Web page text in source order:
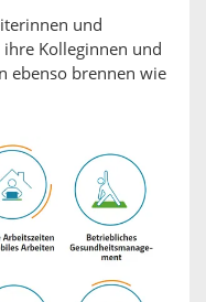
und
Kolleginnen und
ebenso brennen wie